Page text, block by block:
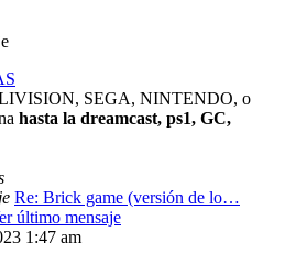
SEGA, NINTENDO, o
hasta la dreamcast, ps1, GC,
Re: Brick game (versión de lo…
último mensaje
1:47 am